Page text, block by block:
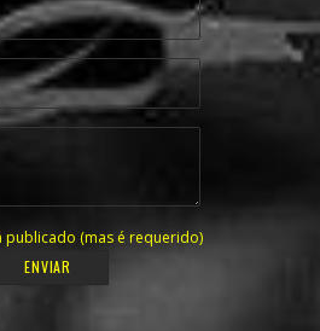
publicado (mas é requerido)